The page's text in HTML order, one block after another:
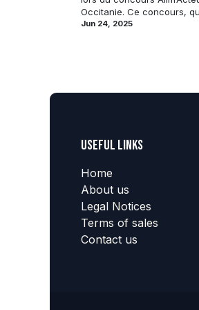
Occitanie. Ce concours,
Jun 24, 2025
Useful Links
Home
About us
Legal Notices
Terms of sales
Contact us